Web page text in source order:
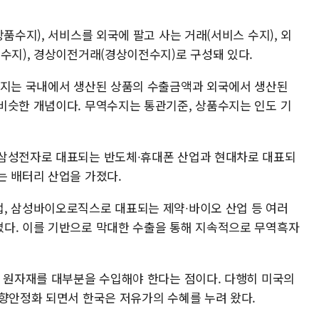
수지), 서비스를 외국에 팔고 사는 거래(서비스 수지), 외
지), 경상이전거래(경상이전수지)로 구성돼 있다.
는 국내에서 생산된 상품의 수출금액과 외국에서 생산된
한 개념이다. 무역수지는 통관기준, 상품수지는 인도 기
전자로 대표되는 반도체∙휴대폰 산업과 현대차로 대표되
배터리 산업을 가졌다.
삼성바이오로직스로 대표되는 제약∙바이오 산업 등 여러
. 이를 기반으로 막대한 수출을 통해 지속적으로 무역흑자
자재를 대부분을 수입해야 한다는 점이다. 다행히 미국의
정화 되면서 한국은 저유가의 수혜를 누려 왔다.